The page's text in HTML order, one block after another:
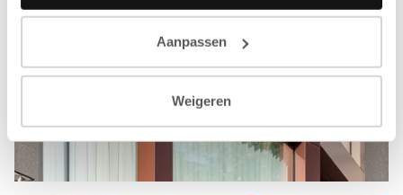
Aanpassen
Weigeren